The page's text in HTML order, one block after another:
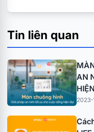
Tin liên quan
AN
2023-